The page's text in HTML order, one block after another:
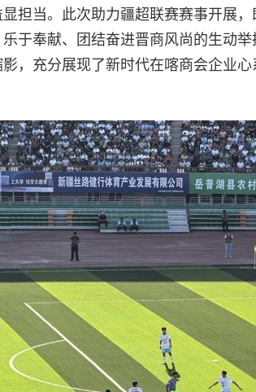
担当。此次助力疆超联赛赛事开展
于奉献、团结奋进晋商风尚的生动
，充分展现了新时代在喀商会企业